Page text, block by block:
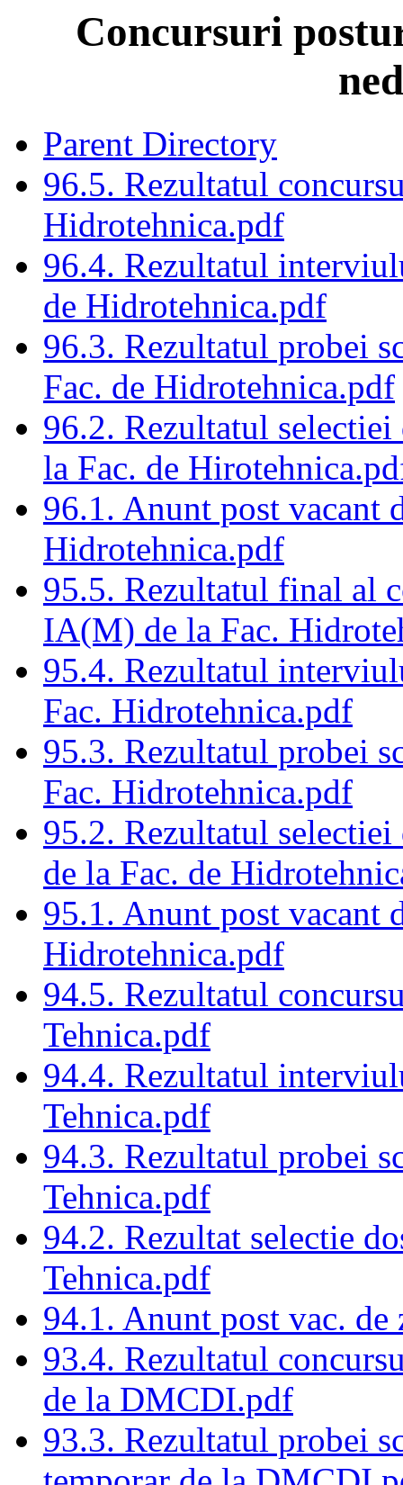
Concursuri
Parent Directory
96.5. Rezultatul
Hidrotehnica.pdf
96.4. Rezultatul
de Hidrotehnica.pdf
96.3. Rezultatul probei
Fac. de Hidrotehnica.pdf
96.2. Rezultatul
la Fac. de
96.1. Anunt post vacant
Hidrotehnica.pdf
95.5. Rezultatul final al
IA(M) de la Fac.
95.4. Rezultatul
Fac. Hidrotehnica.pdf
95.3. Rezultatul probei
Fac. Hidrotehnica.pdf
95.2. Rezultatul
de la Fac. de
95.1. Anunt post vacant
Hidrotehnica.pdf
94.5. Rezultatul
Tehnica.pdf
94.4. Rezultatul
Tehnica.pdf
94.3. Rezultatul probei
Tehnica.pdf
94.2. Rezultat selectie
Tehnica.pdf
94.1. Anunt post vac.
93.4. Rezultatul
de la DMCDI.pdf
93.3. Rezultatul probei